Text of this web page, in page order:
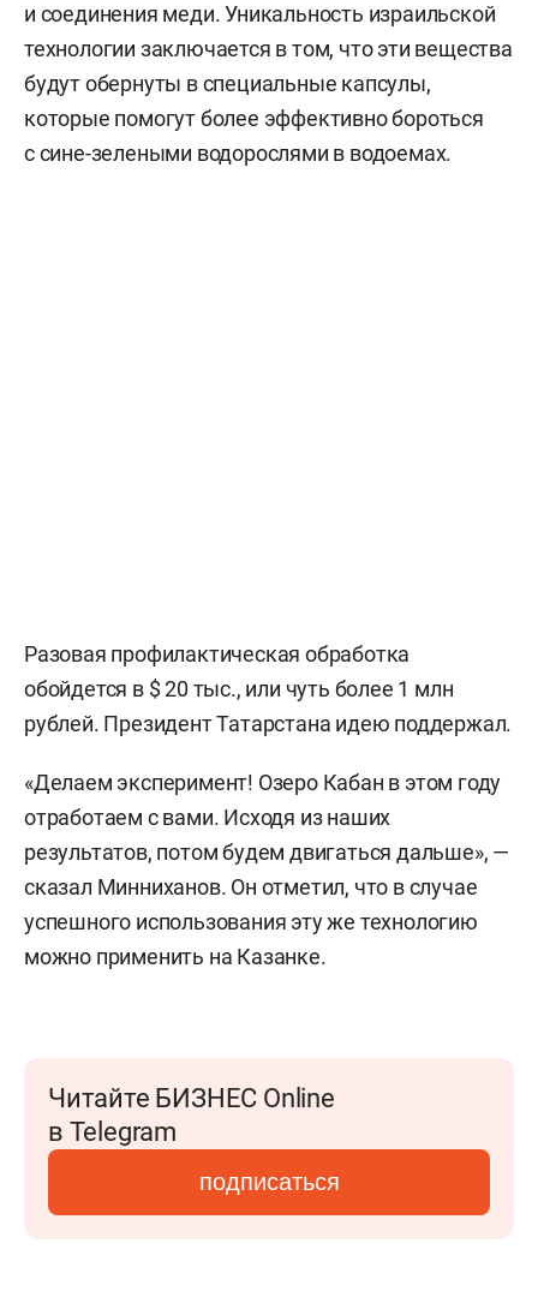
и соединения меди. Уникальность израильской
технологии заключается в том, что эти вещества
будут обернуты в специальные капсулы,
которые помогут более эффективно бороться
с сине-зелеными водорослями в водоемах.
Разовая профилактическая обработка
обойдется в $ 20 тыс., или чуть более 1 млн
рублей. Президент Татарстана идею поддержал.
«Делаем эксперимент! Озеро Кабан в этом году
отработаем с вами. Исходя из наших
результатов, потом будем двигаться дальше», —
сказал Минниханов. Он отметил, что в случае
успешного использования эту же технологию
можно применить на Казанке.
Читайте БИЗНЕС Online
в Telegram
подписаться